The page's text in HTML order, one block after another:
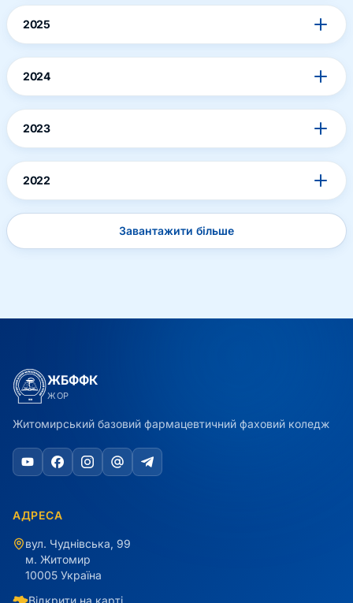
2025
2024
2023
2022
Завантажити більше
ЖБФФК
ЖОР
Житомирський базовий фармацевтичний фаховий коледж
АДРЕСА
вул. Чуднівська, 99
м. Житомир
10005 Україна
Відкрити на карті